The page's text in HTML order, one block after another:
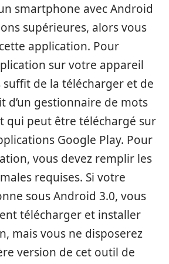
smartphone avec Android
supérieures, alors vous
application. Pour
sur votre appareil
de la télécharger et de
d’un gestionnaire de mots
qui peut être téléchargé sur
Google Play. Pour
vous devez remplir les
requises. Si votre
sous Android 3.0, vous
télécharger et installer
mais vous ne disposerez
version de cet outil de